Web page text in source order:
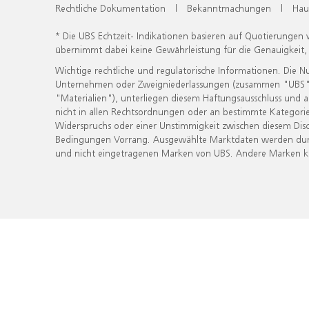
Rechtliche Dokumentation | Bekanntmachungen |
* Die UBS Echtzeit- Indikationen basieren auf
übernimmt dabei keine Gewährleistung für die
Wichtige rechtliche und regulatorische Informationen. Die
Unternehmen oder Zweigniederlassungen (zusammen
"Materialien"), unterliegen diesem Haftungsausschluss
nicht in allen Rechtsordnungen oder an bestimmte
Widerspruchs oder einer Unstimmigkeit zwischen diesem
Bedingungen Vorrang. Ausgewählte Marktdaten werden
und nicht eingetragenen Marken von UBS. Andere Marken